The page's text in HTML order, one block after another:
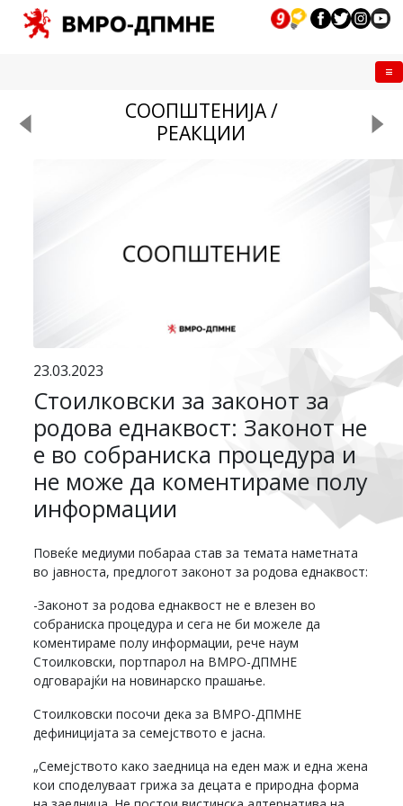
СООПШТЕНИЈА /
РЕАКЦИИ
23.03.2023
Стоилковски за законот за
родова еднаквост: Законот не
е во собраниска процедура и
не може да коментираме полу
информации
Повеќе медиуми побараа став за темата наметната
во јавноста, предлогот законот за родова еднаквост:
-Законот за родова еднаквост не е влезен во
собраниска процедура и сега не би можеле да
коментираме полу информации, рече наум
Стоилковски, портпарол на ВМРО-ДПМНЕ
одговарајќи на новинарско прашање.
Стоилковски посочи дека за ВМРО-ДПМНЕ
дефиницијата за семејството е јасна.
„Семејството како заедница на еден маж и една жена
кои споделуваат грижа за децата е природна форма